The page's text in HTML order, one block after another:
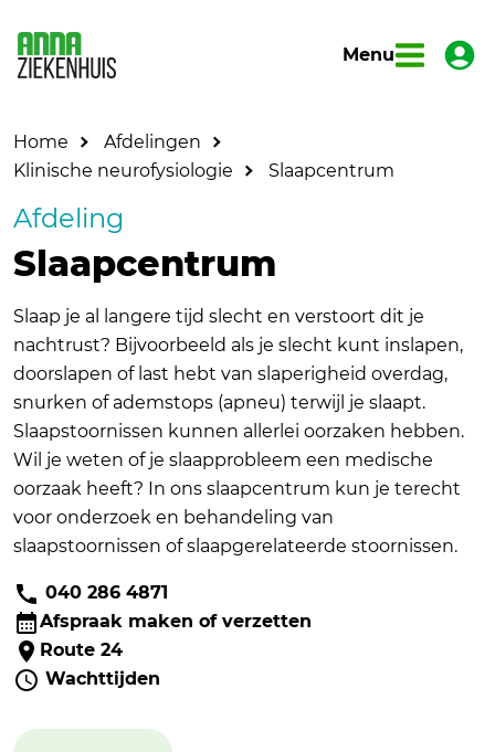
Menu
Home
Afdelingen
Klinische neurofysiologie
Slaapcentrum
Afdeling
Slaapcentrum
Slaap je al langere tijd slecht en verstoort dit je
nachtrust? Bijvoorbeeld als je slecht kunt inslapen,
doorslapen of last hebt van slaperigheid overdag,
snurken of ademstops (apneu) terwijl je slaapt.
Slaapstoornissen kunnen allerlei oorzaken hebben.
Wil je weten of je slaapprobleem een medische
oorzaak heeft? In ons slaapcentrum kun je terecht
voor onderzoek en behandeling van
slaapstoornissen of slaapgerelateerde stoornissen.
040 286 4871
Afspraak maken of verzetten
Route 24
Wachttijden